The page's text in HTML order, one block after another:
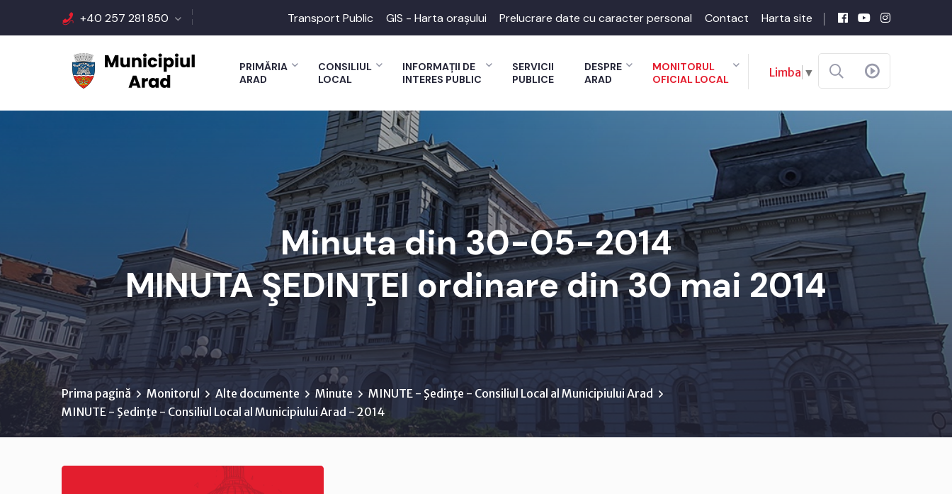
+40 257 281 850 Transport Public GIS - Harta orașului Prelucrare date cu caracter personal Contact Harta site
PRIMĂRIA
ARAD
CONSILIUL
LOCAL
INFORMAȚII DE
INTERES PUBLIC
SERVICII
PUBLICE
DESPRE
ARAD
MONITORUL
OFICIAL LOCAL
Limba ▼
Minuta din 30-05-2014
MINUTA ŞEDINŢEI ordinare din 30 mai 2014
Prima pagină Monitorul Alte documente Minute
MINUTE - Şedinţe - Consiliul Local al Municipiului Arad
MINUTE - Şedinţe - Consiliul Local al Municipiului Arad - 2014